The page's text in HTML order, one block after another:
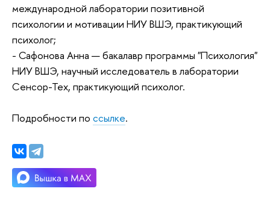
международной лаборатории позитивной
психологии и мотивации НИУ ВШЭ, практикующий
психолог;
- Сафонова Анна — бакалавр программы "Психология"
НИУ ВШЭ, научный исследователь в лаборатории
Сенсор-Тех, практикующий психолог.
Подробности по ссылке.